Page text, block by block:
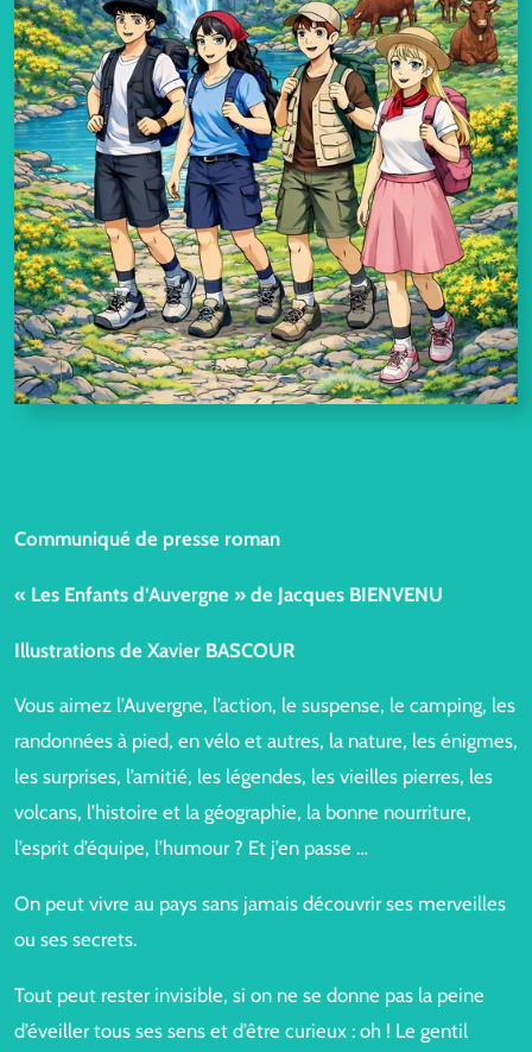
Communiqué de presse roman
« Les Enfants d’Auvergne » de Jacques BIENVENU
Illustrations de Xavier BASCOUR
Vous aimez l’Auvergne, l’action, le suspense, le camping, les
randonnées à pied, en vélo et autres, la nature, les énigmes,
les surprises, l’amitié, les légendes, les vieilles pierres, les
volcans, l’histoire et la géographie, la bonne nourriture,
l’esprit d’équipe, l’humour ? Et j’en passe …
On peut vivre au pays sans jamais découvrir ses merveilles
ou ses secrets.
Tout peut rester invisible, si on ne se donne pas la peine
d’éveiller tous ses sens et d’être curieux : oh ! Le gentil